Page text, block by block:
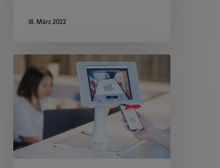
18. März 2022
Hoteliers
das
Gästeerlebnis
durch
Digitalisierung
stärken